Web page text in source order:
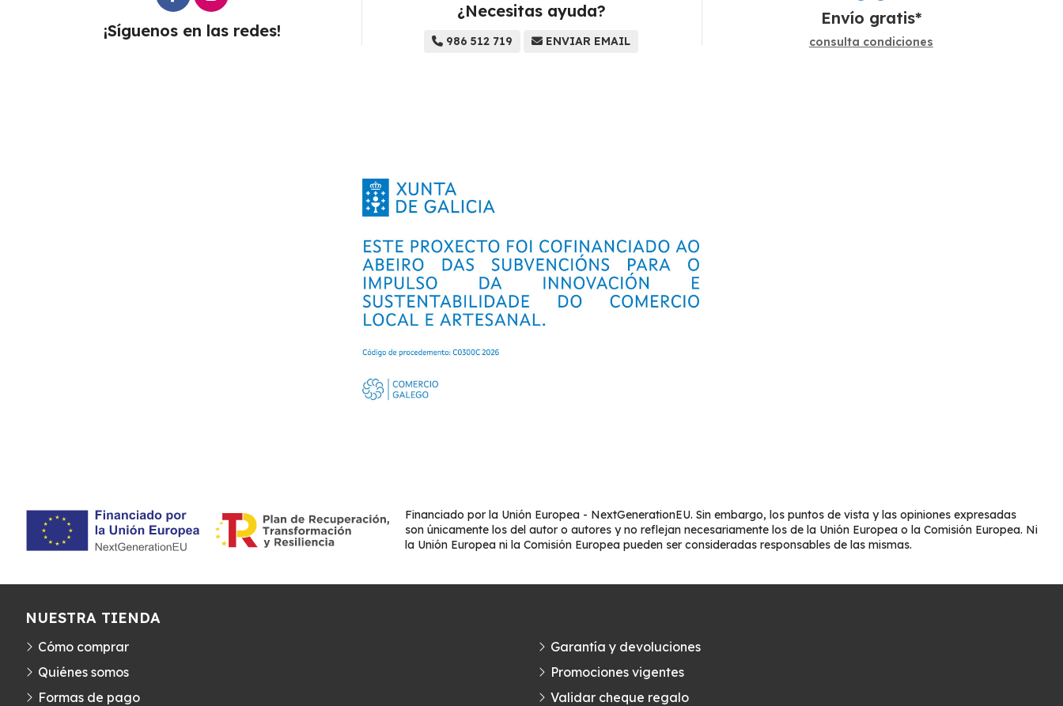
¡Síguenos en las redes!
¿Necesitas ayuda?
986 512 719 ENVIAR EMAIL
Envío gratis*
consulta condiciones
Financiado por la Unión Europea - NextGenerationEU. Sin embargo, los puntos de vista y las opiniones expresadas
son únicamente los del autor o autores y no reflejan necesariamente los de la Unión Europea o la Comisión Europea. Ni
la Unión Europea ni la Comisión Europea pueden ser consideradas responsables de las mismas.
NUESTRA TIENDA
Cómo comprar
Quiénes somos
Formas de pago
Garantía y devoluciones
Promociones vigentes
Validar cheque regalo